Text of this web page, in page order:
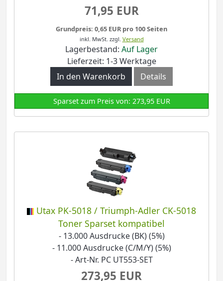
71,95 EUR
Grundpreis: 0,65 EUR pro 100 Seiten
inkl. MwSt. zzgl. Versand
Lagerbestand: Auf Lager
Lieferzeit: 1-3 Werktage
In den Warenkorb
Details
Sparset zum Preis von: 273,95 EUR
Utax PK-5018 / Triumph-Adler CK-5018
Toner Sparset kompatibel
- 13.000 Ausdrucke (BK) (5%)
- 11.000 Ausdrucke (C/M/Y) (5%)
- Art-Nr. PC UT553-SET
273,95 EUR